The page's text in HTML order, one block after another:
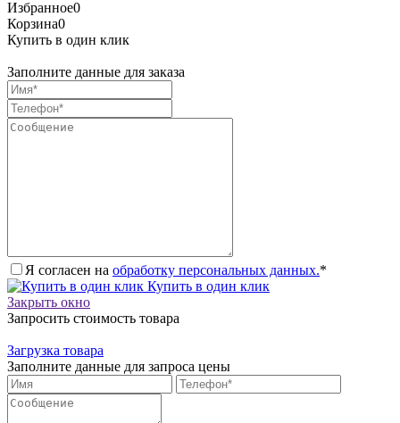
Избранное0
Корзина0
Купить в один клик
Заполните данные для заказа
Я согласен на обработку персональных данных.*
Купить в один клик
Закрыть окно
Запросить стоимость товара
Загрузка товара
Заполните данные для запроса цены